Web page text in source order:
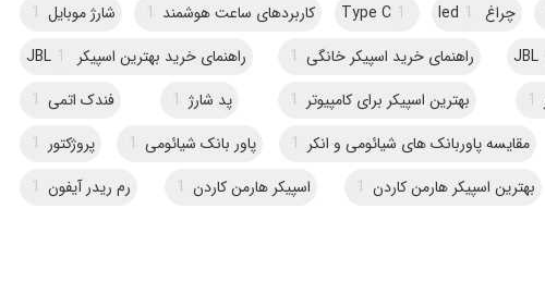
چراغ led 1
Type C 1 کاربردهای ساعت هوشمند 1 شارژ موبایل 1
راهنمای خرید اسپیکر خانگی 1 راهنمای خرید بهترین اسپیکر JBL
1
1 بهترین اسپیکر برای کامپیوتر 1 پد شارژ 1 فندک اتمی 1
مقایسه پاوربانک های شیائومی و انکر 1 پاور بانک شیائومی 1 پروژکتور 1
بهترین اسپیکر هارمن کاردن 1 اسپیکر هارمن کاردن 1 رم ریدر آیفون 1